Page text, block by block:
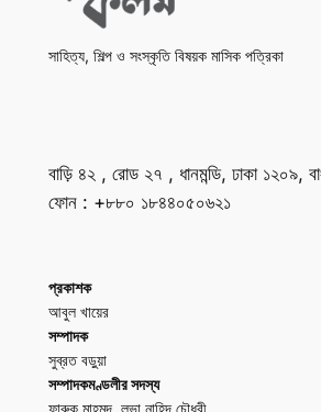
সাহিত্য, শিল্প ও সংস্কৃতি বিষয়ক মাসিক পত্রিকা
বাড়ি ৪২ , রোড ২৭ , ধানমন্ডি, ঢাকা ১২০৯,
ফোন : +৮৮০ ১৮৪৪০৫০৬২১
প্রকাশক
আবুল খায়ের
সম্পাদক
সুব্রত বড়ুয়া
সম্পাদকমণ্ডলীর সদস্য
ফারুক মাহমুদ, লুভা নাহিদ চৌধুরী